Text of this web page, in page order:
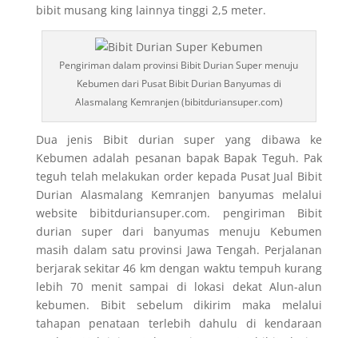
bibit musang king lainnya tinggi 2,5 meter.
Pengiriman dalam provinsi Bibit Durian Super menuju
Kebumen dari Pusat Bibit Durian Banyumas di
Alasmalang Kemranjen (bibitduriansuper.com)
Dua jenis Bibit durian super yang dibawa ke
Kebumen adalah pesanan bapak Bapak Teguh. Pak
teguh telah melakukan order kepada Pusat Jual Bibit
Durian Alasmalang Kemranjen banyumas melalui
website bibitduriansuper.com. pengiriman Bibit
durian super dari banyumas menuju Kebumen
masih dalam satu provinsi Jawa Tengah. Perjalanan
berjarak sekitar 46 km dengan waktu tempuh kurang
lebih 70 menit sampai di lokasi dekat Alun-alun
kebumen. Bibit sebelum dikirim maka melalui
tahapan penataan terlebih dahulu di kendaraan